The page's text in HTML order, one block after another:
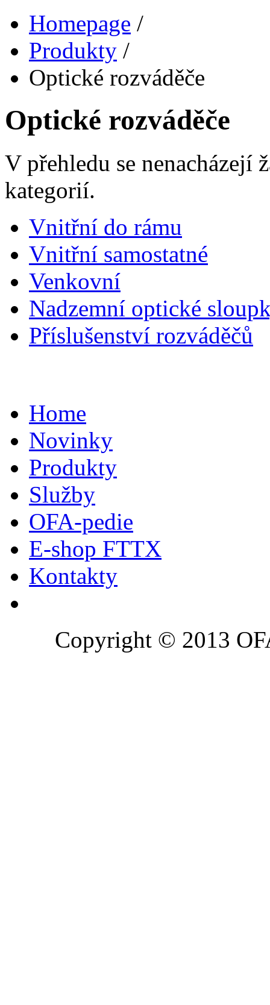
Homepage /
Produkty /
Optické rozváděče
Optické rozváděče
V přehledu se nenacházejí
kategorií.
Vnitřní do rámu
Vnitřní samostatné
Venkovní
Nadzemní optické
Příslušenství rozváděčů
Home
Novinky
Produkty
Služby
OFA-pedie
E-shop FTTX
Kontakty
Copyright © 2013